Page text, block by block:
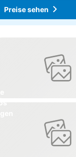
Preise sehen